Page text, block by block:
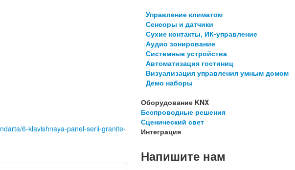
6-klavishnaya-panel-serii-granite-
Управление климатом
Сенсоры и датчики
Сухие контакты, ИК-управление
Аудио зонирование
Системные устройства
Автоматизация гостиниц
Визуализация управления умным домом
Демо наборы
Оборудование KNX
Беспроводные решения
Сценический свет
Интеграция
Напишите нам